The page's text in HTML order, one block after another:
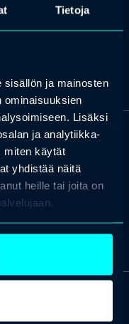
Tietoja
sisällön ja mainosten
ominaisuuksien
Lisäksi
ja analytiikka-
miten käytät
yhdistää näitä
heille tai joita on